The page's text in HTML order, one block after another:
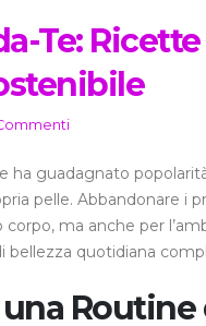
Te:
ha guadagnato
pelle. Abbandonare
ma anche per
bellezza quotidiana
Routine